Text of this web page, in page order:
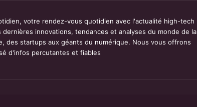
votre rendez-vous quotidien avec l'actualité high-tech
dernières innovations, tendances et analyses du monde de la
des startups aux géants du numérique. Nous vous offrons
d'infos percutantes et fiables